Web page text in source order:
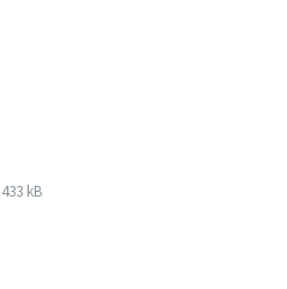
433 kB